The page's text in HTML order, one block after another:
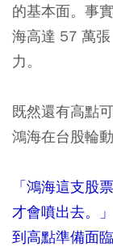
的基本面。事
海高達 57 萬
力。
既然還有高點
鴻海在台股輪
「鴻海這支股
才會噴出去。
到高點準備面